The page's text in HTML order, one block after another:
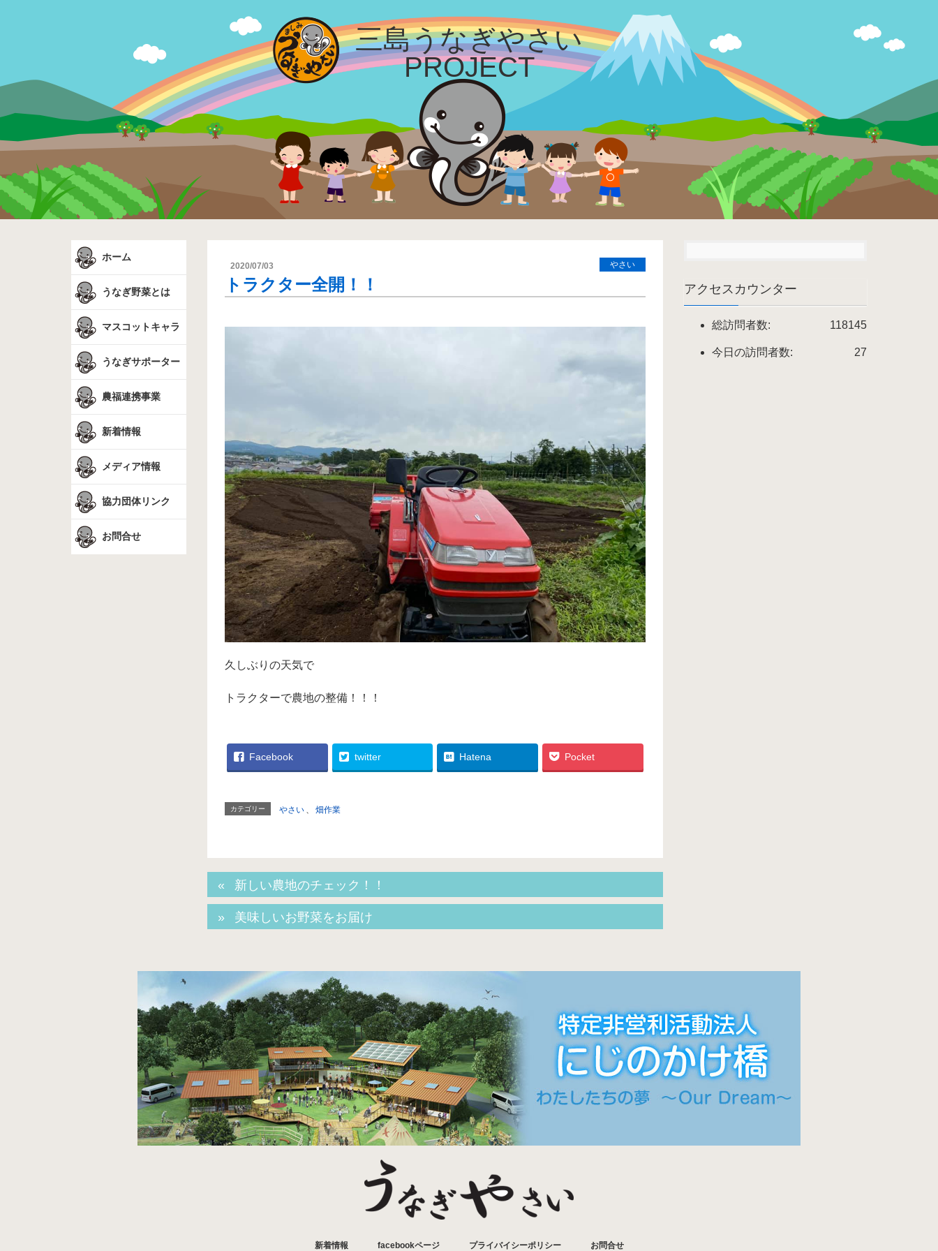
三島うなぎやさい
PROJECT
ホーム
うなぎ野菜とは
マスコットキャラ
うなぎサポーター
農福連携事業
新着情報
メディア情報
協力団体リンク
お問合せ
2020/07/03 やさい
トラクター全開！！
久しぶりの天気で
トラクターで農地の整備！！！
Facebook twitter Hatena Pocket
カテゴリー やさい 、 畑作業
新しい農地のチェック！！
美味しいお野菜をお届け
アクセスカウンター
118145
総訪問者数:
27
今日の訪問者数:
新着情報 facebookページ プライバイシーポリシー お問合せ